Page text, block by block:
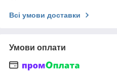
Всі умови доставки
Умови оплати